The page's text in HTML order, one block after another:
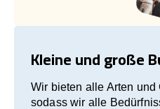
Kleine und große
Wir bieten alle Arten
sodass wir alle